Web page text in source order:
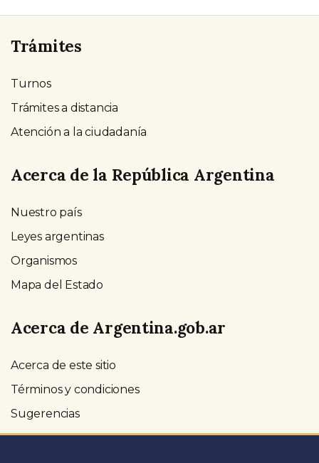
Trámites
Turnos
Trámites a distancia
Atención a la ciudadanía
Acerca de la República Argentina
Nuestro país
Leyes argentinas
Organismos
Mapa del Estado
Acerca de Argentina.gob.ar
Acerca de este sitio
Términos y condiciones
Sugerencias